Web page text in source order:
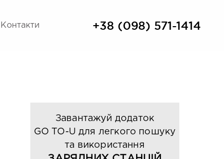
Контакти +38 (098) 571-1414
Завантажуй додаток
GO TO-U для легкого пошуку
та використання